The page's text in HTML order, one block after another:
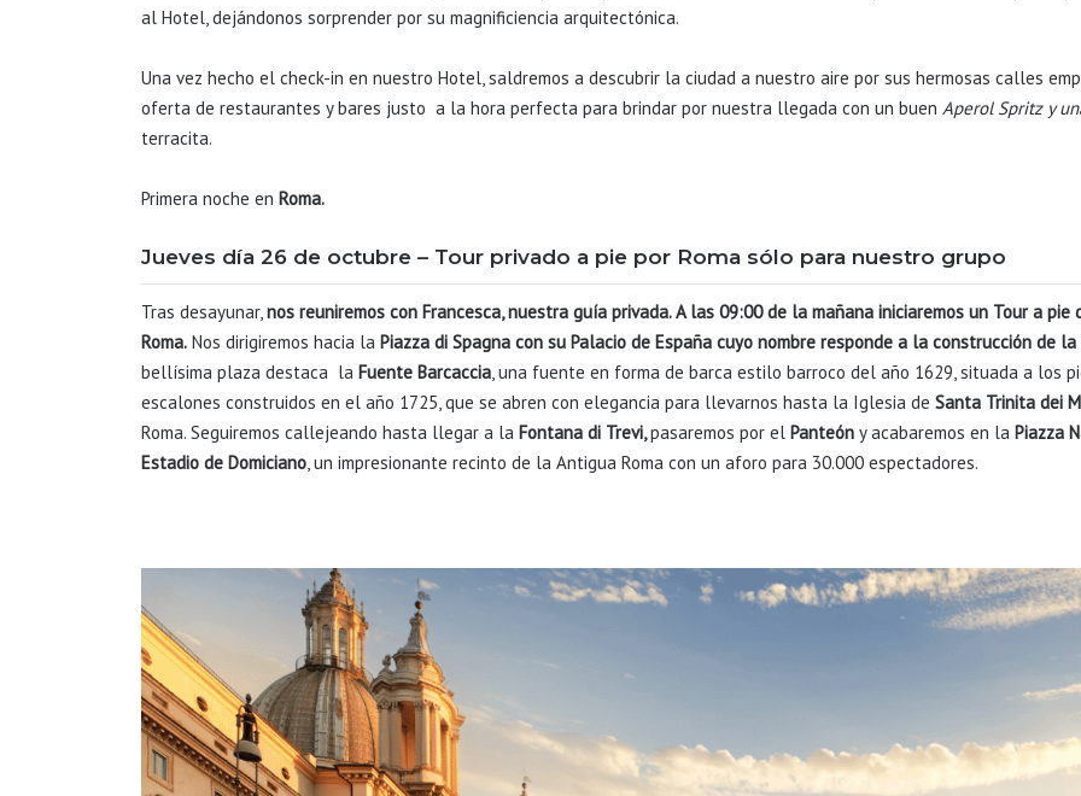
al Hotel, dejándonos sorprender por su magnificiencia arquitectónica.
Una vez hecho el check-in en nuestro Hotel, saldremos a descubrir la ciudad a nuestro aire por sus hermosas calles
oferta de restaurantes y bares justo a la hora perfecta para brindar por nuestra llegada con un buen Aperol Spritz y
terracita.
Primera noche en Roma.
Jueves día 26 de octubre – Tour privado a pie por Roma sólo para nuestro grupo
Tras desayunar,nos reuniremos con Francesca, nuestra guía privada. A las 09:00 de la mañana iniciaremos un Tour a
Roma. Nos dirigiremos hacia la Piazza di Spagna con su Palacio de España cuyo nombre responde a la construcción de
bellísima plaza destaca la Fuente Barcaccia, una fuente en forma de barca estilo barroco del año 1629, situada a los
escalones construidos en el año 1725, que se abren con elegancia para llevarnos hasta la Iglesia de Santa Trinita dei
Roma. Seguiremos callejeando hasta llegar a la Fontana di Trevi,pasaremos por el Panteón y acabaremos en la Piazza
Estadio de Domiciano, un impresionante recinto de la Antigua Roma con un aforo para 30.000 espectadores.